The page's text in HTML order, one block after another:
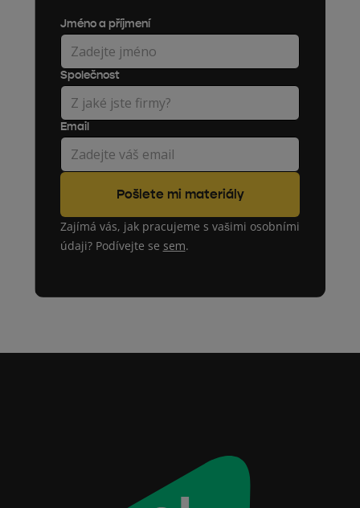
Jméno a příjmení
Společnost
Email
Zajímá vás, jak pracujeme s vašimi osobními
údaji? Podívejte se sem.